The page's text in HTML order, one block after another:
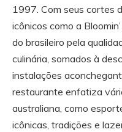
1997. Com seus cortes
icônicos como a
do brasileiro pela
culinária, somados à
instalações
restaurante enfatiza
australiana, como
icônicas, tradições e